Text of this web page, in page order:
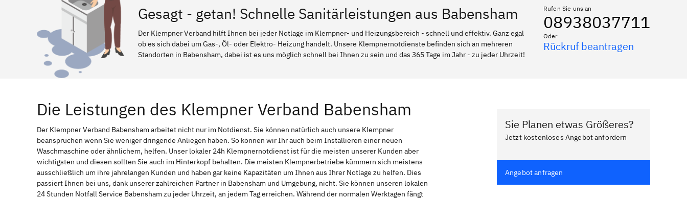
Gesagt - getan! Schnelle Sanitärleistungen aus Babensham
Der Klempner Verband hilft Ihnen bei jeder Notlage im Klempner- und Heizungsbereich - schnell und effektiv. Ganz egal
ob es sich dabei um Gas-, Öl- oder Elektro- Heizung handelt. Unsere Klempnernotdienste befinden sich an mehreren
Standorten in Babensham, dabei ist es uns möglich schnell bei Ihnen zu sein und das 365 Tage im Jahr - zu jeder Uhrzeit!
Rufen Sie uns an
08938037711
Oder
Rückruf beantragen
Die Leistungen des Klempner Verband Babensham
Der Klempner Verband Babensham arbeitet nicht nur im Notdienst. Sie können natürlich auch unsere Klempner
beanspruchen wenn Sie weniger dringende Anliegen haben. So können wir Ihr auch beim Installieren einer neuen
Waschmaschine oder ähnlichem, helfen. Unser lokaler 24h Klempnernotdienst ist für die meisten unserer Kunden aber
wichtigsten und diesen sollten Sie auch im Hinterkopf behalten. Die meisten Klempnerbetriebe kümmern sich meistens
ausschließlich um ihre jahrelangen Kunden und haben gar keine Kapazitäten um Ihnen aus Ihrer Notlage zu helfen. Dies
passiert Ihnen bei uns, dank unserer zahlreichen Partner in Babensham und Umgebung, nicht. Sie können unseren lokalen
24 Stunden Notfall Service Babensham zu jeder Uhrzeit, an jedem Tag erreichen. Während der normalen Werktagen fängt
Sie Planen etwas Größeres?
Jetzt kostenloses Angebot anfordern
Angebot anfragen